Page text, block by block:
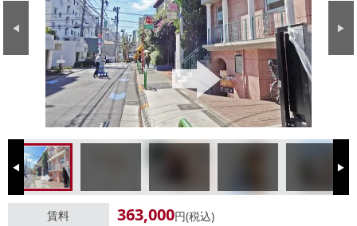
Previous Next
Previous Next
賃料 363,000円(税込)